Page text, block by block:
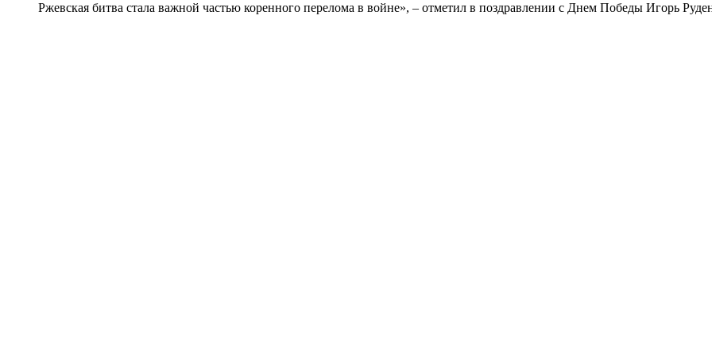
Ржевская битва стала важной частью коренного перелома в войне», – отметил в поздравлении с Днем Победы Игорь